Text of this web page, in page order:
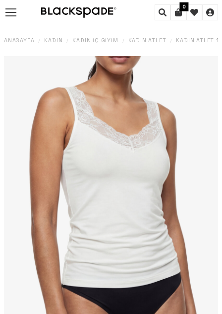
0
ANASAYFA / KADIN / KADIN İÇ GIYIM / KADIN ATLET / KADIN ATLET